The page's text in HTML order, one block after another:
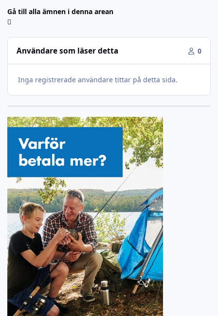
Gå till alla ämnen i denna arean
Användare som läser detta 0
Inga registrerade användare tittar på detta sida.